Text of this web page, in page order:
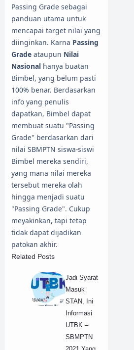
Passing Grade sebagai
panduan utama untuk
mencapai target nilai yang
diinginkan. Karna Passing
Grade ataupun Nilai
Nasional hanya buatan
Bimbel, yang belum pasti
100% benar. Berdasarkan
info yang penulis
dapatkan, Bimbel dapat
membuat suatu "Passing
Grade" berdasarkan dari
nilai SBMPTN siswa-siswi
Bimbel mereka sendiri,
yang mana nilai mereka
tersebut mereka olah
hingga menjadi suatu
"Passing Grade". Cukup
meyakinkan, tapi tetap
tidak dapat dijadikan
patokan akhir.
Related Posts
Jadi Syarat
Masuk
STAN, Ini
Informasi
UTBK –
SBMPTN